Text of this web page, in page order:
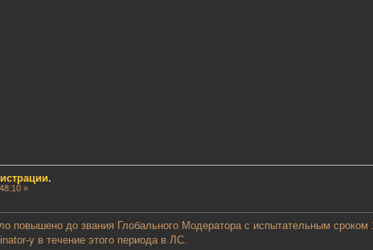
»
повышено до звания Глобального Модератора с испытательным
у в течение этого периода в ЛС.